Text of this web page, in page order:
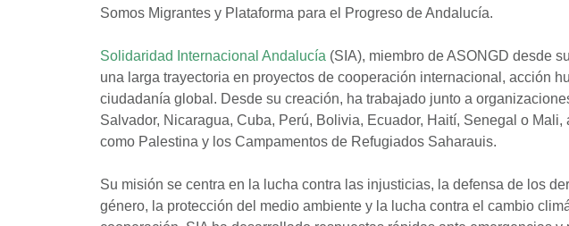
Somos Migrantes y Plataforma para el Progreso de Andalucía.
Solidaridad Internacional Andalucía (SIA), miembro de ASONGD desde
una larga trayectoria en proyectos de cooperación internacional, acción
ciudadanía global. Desde su creación, ha trabajado junto a
Salvador, Nicaragua, Cuba, Perú, Bolivia, Ecuador, Haití, Senegal o
como Palestina y los Campamentos de Refugiados Saharauis.
Su misión se centra en la lucha contra las injusticias, la defensa de los
género, la protección del medio ambiente y la lucha contra el cambio